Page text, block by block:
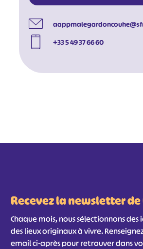
+33 5 49 37 66 60
Recevez la newsletter
Chaque mois, nous sélectionnons
des lieux originaux à vivre.
email ci-après pour retrouver dans
#
#
#